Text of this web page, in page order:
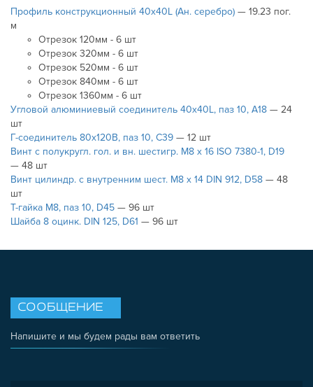
Профиль конструкционный 40х40L (Ан. серебро) — 19.23 пог.
м
Отрезок 120мм - 6 шт
Отрезок 320мм - 6 шт
Отрезок 520мм - 6 шт
Отрезок 840мм - 6 шт
Отрезок 1360мм - 6 шт
Угловой алюминиевый соединитель 40х40L, паз 10, A18 — 24
шт
Г-соединитель 80х120В, паз 10, C39 — 12 шт
Винт с полукругл. гол. и вн. шестигр. М8 х 16 ISO 7380-1, D19
— 48 шт
Винт цилиндр. с внутренним шест. М8 х 14 DIN 912, D58 — 48
шт
Т-гайка М8, паз 10, D45 — 96 шт
Шайба 8 оцинк. DIN 125, D61 — 96 шт
СООБЩЕНИЕ
Напишите и мы будем рады вам ответить